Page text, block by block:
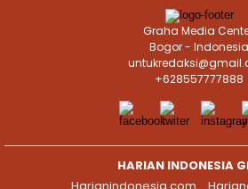
Graha Media
Bogor - Indonesia
+628557777888
HARIAN INDONESIA
Harianindonesia.com